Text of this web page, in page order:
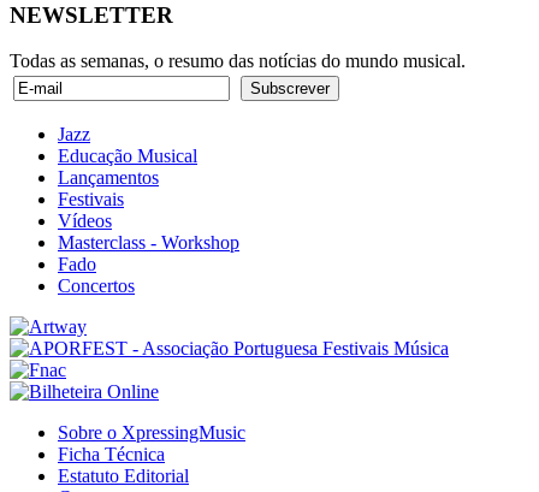
NEWSLETTER
Todas as semanas, o resumo das notícias do mundo musical.
Jazz
Educação Musical
Lançamentos
Festivais
Vídeos
Masterclass - Workshop
Fado
Concertos
Sobre o XpressingMusic
Ficha Técnica
Estatuto Editorial